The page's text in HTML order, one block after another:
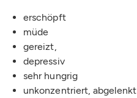
erschöpft
müde
gereizt,
depressiv
sehr hungrig
unkonzentriert, abgelenkt